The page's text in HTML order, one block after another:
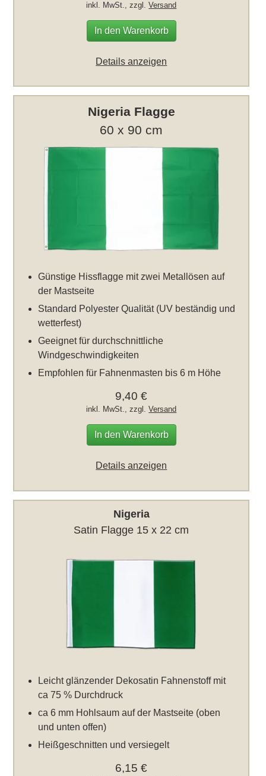
inkl. MwSt., zzgl.Versand
In den Warenkorb
Details anzeigen
Nigeria Flagge
60 x 90 cm
Günstige Hissflagge mit zwei Metallösen auf
der Mastseite
Standard Polyester Qualität (UV beständig und
wetterfest)
Geeignet für durchschnittliche
Windgeschwindigkeiten
Empfohlen für Fahnenmasten bis 6 m Höhe
9,40 €
inkl. MwSt., zzgl.Versand
In den Warenkorb
Details anzeigen
Nigeria
Satin Flagge 15 x 22 cm
Leicht glänzender Dekosatin Fahnenstoff mit
ca 75 % Durchdruck
ca 6 mm Hohlsaum auf der Mastseite (oben
und unten offen)
Heißgeschnitten und versiegelt
6,15 €